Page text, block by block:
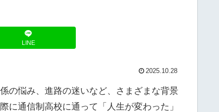
LINE
2025.10.28
の悩み、進路の迷いなど、さまざまな背景
通信制高校に通って「人生が変わった」